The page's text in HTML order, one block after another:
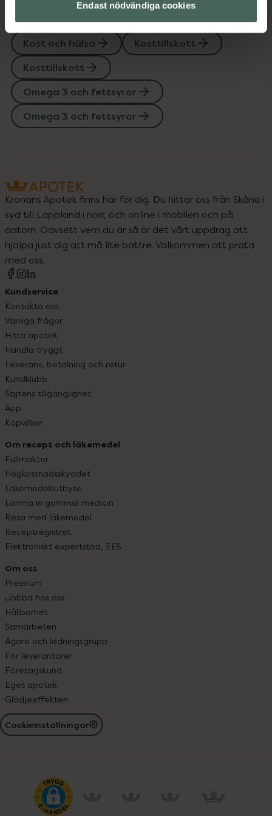
Endast nödvändiga cookies
Upptäck flera produkter inom
Kost och hälsa
Kosttillskott
Kosttillskott
Omega 3 och fettsyror
Omega 3 och fettsyror
Kronans Apotek finns här för dig. Du hittar oss från Skåne i
syd till Lappland i norr, och online i mobilen och på
datorn. Oavsett vem du är så är det vårt uppdrag att
hjälpa just dig att må lite bättre. Välkommen att prata
med oss.
Kundservice
Kontakta oss
Vanliga frågor
Hitta apotek
Handla tryggt
Leverans, betalning och retur
Kundklubb
Sajtens tillgänglighet
App
Köpvillkor
Om recept och läkemedel
Fullmakter
Högkostnadsskyddet
Läkemedelsutbyte
Lämna in gammal medicin
Resa med läkemedel
Receptregistret
Elektroniskt expertstöd, EES
Om oss
Pressrum
Jobba hos oss
Hållbarhet
Samarbeten
Ägare och ledningsgrupp
För leverantörer
Företagskund
Eget apotek
Glädjeeffekten
Cookieinställningar